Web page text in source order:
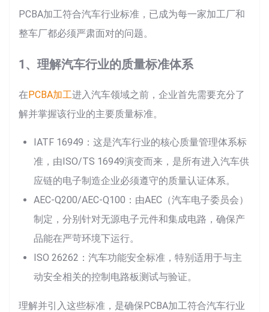
PCBA加工符合汽车行业标准，已成为每一家加工厂和
整车厂都必须严肃面对的问题。
1、理解汽车行业的质量标准体系
在PCBA加工进入汽车领域之前，企业首先需要充分了
解并掌握该行业的主要质量标准。
IATF 16949：这是汽车行业的核心质量管理体系标
准，由ISO/TS 16949演变而来，是所有进入汽车供
应链的电子制造企业必须遵守的质量认证体系。
AEC-Q200/AEC-Q100：由AEC（汽车电子委员会）
制定，分别针对无源电子元件和集成电路，确保产
品能在严苛环境下运行。
ISO 26262：汽车功能安全标准，特别适用于与主
动安全相关的控制电路板测试与验证。
理解并引入这些标准，是确保PCBA加工符合汽车行业